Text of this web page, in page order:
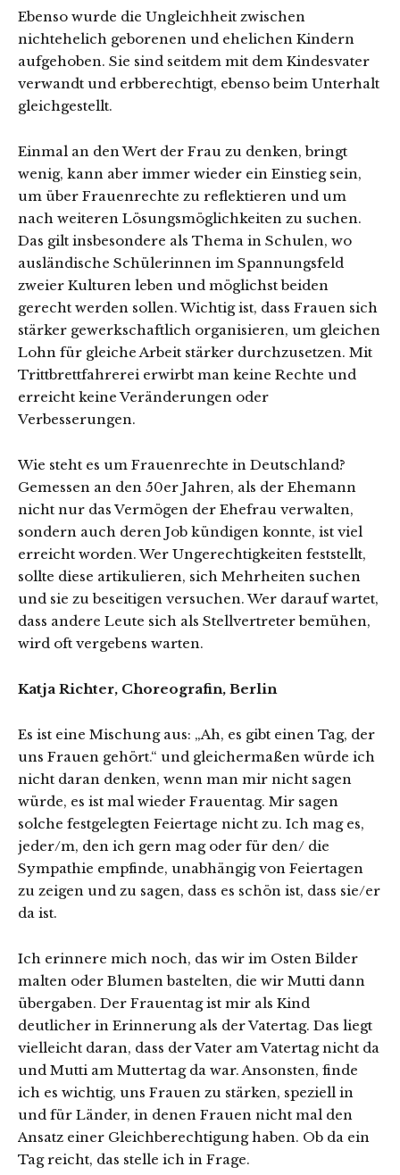
Ebenso wurde die Ungleichheit zwischen
nichtehelich geborenen und ehelichen Kindern
aufgehoben. Sie sind seitdem mit dem Kindesvater
verwandt und erbberechtigt, ebenso beim Unterhalt
gleichgestellt.
Einmal an den Wert der Frau zu denken, bringt
wenig, kann aber immer wieder ein Einstieg sein,
um über Frauenrechte zu reflektieren und um
nach weiteren Lösungsmöglichkeiten zu suchen.
Das gilt insbesondere als Thema in Schulen, wo
ausländische Schülerinnen im Spannungsfeld
zweier Kulturen leben und möglichst beiden
gerecht werden sollen. Wichtig ist, dass Frauen sich
stärker gewerkschaftlich organisieren, um gleichen
Lohn für gleiche Arbeit stärker durchzusetzen. Mit
Trittbrettfahrerei erwirbt man keine Rechte und
erreicht keine Veränderungen oder
Verbesserungen.
Wie steht es um Frauenrechte in Deutschland?
Gemessen an den 50er Jahren, als der Ehemann
nicht nur das Vermögen der Ehefrau verwalten,
sondern auch deren Job kündigen konnte, ist viel
erreicht worden. Wer Ungerechtigkeiten feststellt,
sollte diese artikulieren, sich Mehrheiten suchen
und sie zu beseitigen versuchen. Wer darauf wartet,
dass andere Leute sich als Stellvertreter bemühen,
wird oft vergebens warten.
Katja Richter, Choreografin, Berlin
Es ist eine Mischung aus: „Ah, es gibt einen Tag, der
uns Frauen gehört.“ und gleichermaßen würde ich
nicht daran denken, wenn man mir nicht sagen
würde, es ist mal wieder Frauentag. Mir sagen
solche festgelegten Feiertage nicht zu. Ich mag es,
jeder/m, den ich gern mag oder für den/ die
Sympathie empfinde, unabhängig von Feiertagen
zu zeigen und zu sagen, dass es schön ist, dass sie/er
da ist.
Ich erinnere mich noch, das wir im Osten Bilder
malten oder Blumen bastelten, die wir Mutti dann
übergaben. Der Frauentag ist mir als Kind
deutlicher in Erinnerung als der Vatertag. Das liegt
vielleicht daran, dass der Vater am Vatertag nicht da
und Mutti am Muttertag da war. Ansonsten, finde
ich es wichtig, uns Frauen zu stärken, speziell in
und für Länder, in denen Frauen nicht mal den
Ansatz einer Gleichberechtigung haben. Ob da ein
Tag reicht, das stelle ich in Frage.